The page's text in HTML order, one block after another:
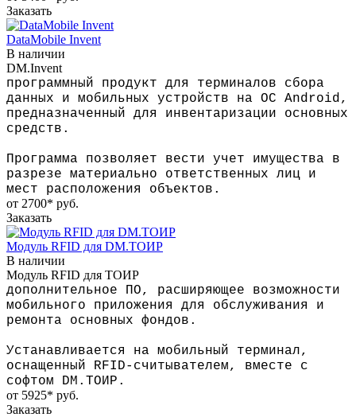
Заказать
DataMobile Invent
В наличии
DM.Invent
программный продукт для терминалов сбора
данных и мобильных устройств на ОС Android,
предназначенный для инвентаризации основных
средств.
Программа позволяет вести учет имущества в
разрезе материально ответственных лиц и
мест расположения объектов.
от 2700* руб.
Заказать
Модуль RFID для DM.ТОИР
В наличии
Модуль RFID для ТОИР
дополнительное ПО, расширяющее возможности
мобильного приложения для обслуживания и
ремонта основных фондов.
Устанавливается на мобильный терминал,
оснащенный RFID-считывателем, вместе с
софтом DM.ТОИР.
от 5925* руб.
Заказать